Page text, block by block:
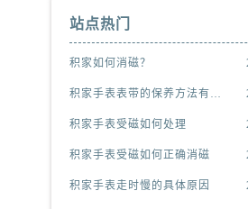
站点热门
积家如何消磁？
积家手表表带的保养方法有哪些？
积家手表受磁如何处理
积家手表受磁如何正确消磁
积家手表走时慢的具体原因